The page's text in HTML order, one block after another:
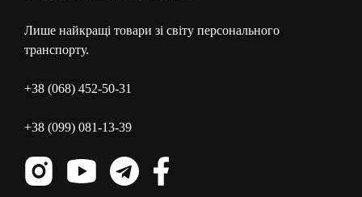
Лише найкращі товари зі світу персонального
транспорту.
+38 (068) 452-50-31
+38 (099) 081-13-39